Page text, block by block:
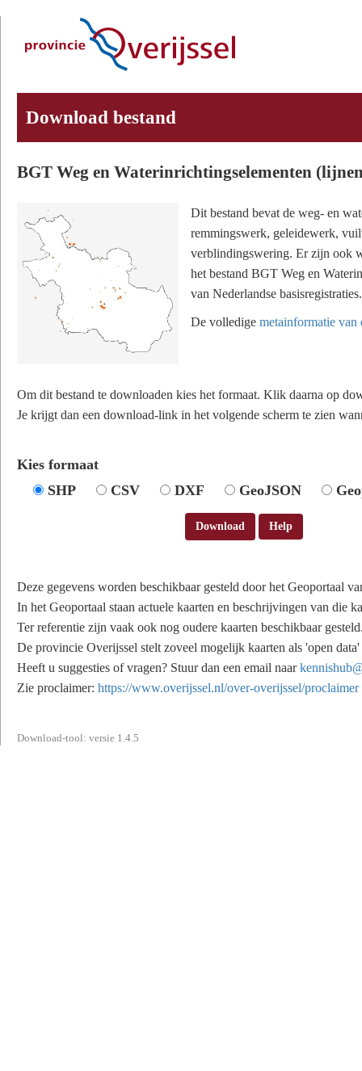
Download bestand
BGT Weg en Waterinrichtingselementen
Dit bestand bevat de weg- en
remmingswerk, geleidewerk,
verblindingswering. Er zijn ook
het bestand BGT Weg en
van Nederlandse
De volledige metainformatie van
Om dit bestand te downloaden kies het formaat. Klik daarna op
Je krijgt dan een download-link in het volgende scherm te zien
Kies formaat
SHP
CSV DXF GeoJSON
Download Help
Deze gegevens worden beschikbaar gesteld door het Geoportaal
In het Geoportaal staan actuele kaarten en beschrijvingen van die
Ter referentie zijn vaak ook nog oudere kaarten beschikbaar
De provincie Overijssel stelt zoveel mogelijk kaarten als 'open
Heeft u suggesties of vragen? Stuur dan een email naar
Zie proclaimer: https://www.overijssel.nl/over-overijssel/proclaimer
Download-tool: versie 1.4.5